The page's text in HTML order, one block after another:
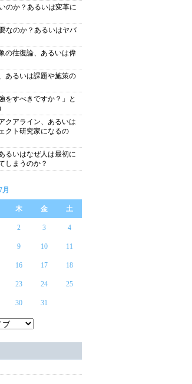
のか？あるいは変革に
なのか？あるいはヤバ
の往復論、あるいは偉
あるいは課題や施策の
をすべきですか？」と
クアライン、あるいは
クト研究家になるの
るいはなぜ人は最初に
しまうのか？
月
木 金 土
2 3 4
9 10 11
16 17 18
23 24 25
30 31